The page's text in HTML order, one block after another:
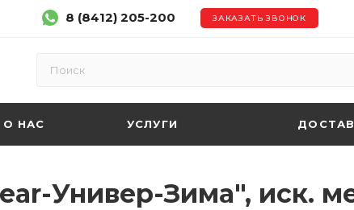
8 (8412) 205-200 ЗАКАЗАТЬ ЗВОНОК
О НАС УСЛУГИ
Универ-Зима", иск.